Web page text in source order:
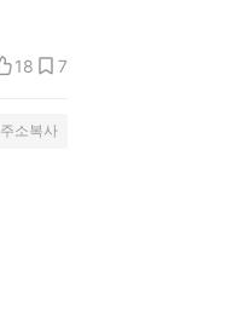
18 7
주소복사